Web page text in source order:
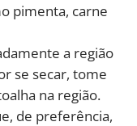
pimenta, carne
a região
se secar, tome
na região.
de preferência,